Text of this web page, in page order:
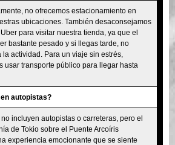
no ofrecemos estacionamiento en
ubicaciones. También desaconsejamos
para visitar nuestra tienda, ya que el
bastante pesado y si llegas tarde, no
la actividad. Para un viaje sin estrés,
usar transporte público para llegar hasta
autopistas?
incluyen autopistas o carreteras, pero el
de Tokio sobre el Puente Arcoíris
experiencia emocionante que se siente